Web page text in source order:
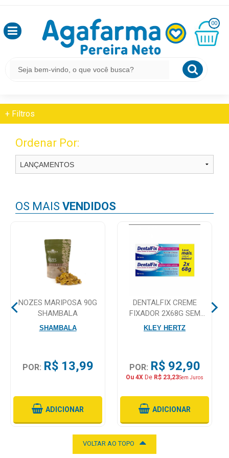
,
SEJA
LOGIN
&
MEUS
TODOS
Cuidado
Dermocosméticos
Dieta
00
R$
0,00
MODELADORES DE SEIOS
+ Filtros
Ordenar Por:
OS MAIS VENDIDOS
NOZES MARIPOSA 90G
SHAMBALA
SHAMBALA
POR: R$ 13,99
ADICIONAR
DENTALFIX CREME
FIXADOR 2X68G SEM
SABOR
KLEY HERTZ
POR: R$ 92,90
Ou 4X De R$ 23,23Sem Juros
ADICIONAR
VOLTAR AO TOPO